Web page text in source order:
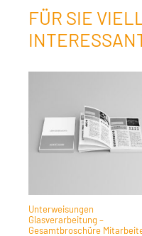
FÜR SIE
Unterweisungen
Glasverarbeitung –
Gesamtbroschüre